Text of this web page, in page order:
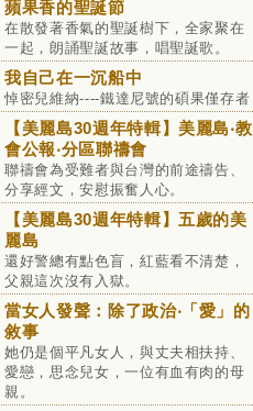
蘋果香的聖誕節
在散發著香氣的聖誕樹下，全家聚在
一起，朗誦聖誕故事，唱聖誕歌。
我自己在一沉船中
悼密兒維納----鐵達尼號的碩果僅存者
【美麗島30週年特輯】美麗島‧教
會公報‧分區聯禱會
聯禱會為受難者與台灣的前途禱告、
分享經文，安慰振奮人心。
【美麗島30週年特輯】五歲的美
麗島
還好警總有點色盲，紅藍看不清楚，
父親這次沒有入獄。
當女人發聲：除了政治‧「愛」的
敘事
她仍是個平凡女人，與丈夫相扶持、
愛戀，思念兒女，一位有血有肉的母
親。